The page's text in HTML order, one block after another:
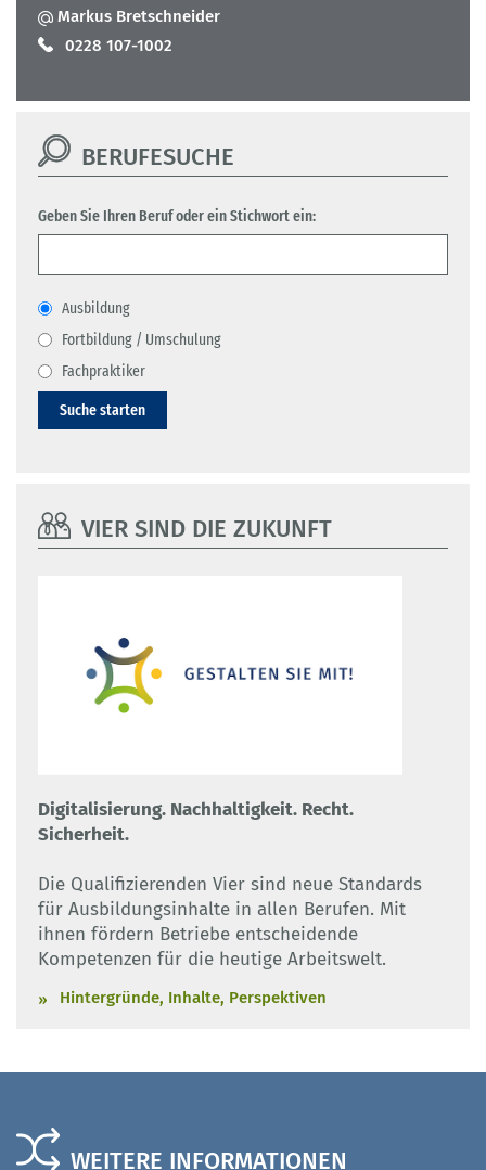
Markus Bretschneider
0228 107-1002
BERUFESUCHE
Geben Sie Ihren Beruf oder ein Stichwort ein:
Ausbildung
Fortbildung / Umschulung
Fachpraktiker
Suche starten
VIER SIND DIE ZUKUNFT
Digitalisierung. Nachhaltigkeit. Recht.
Sicherheit.
Die Qualifizierenden Vier sind neue Standards
für Ausbildungsinhalte in allen Berufen. Mit
ihnen fördern Betriebe entscheidende
Kompetenzen für die heutige Arbeitswelt.
Hintergründe, Inhalte, Perspektiven
WEITERE INFORMATIONEN